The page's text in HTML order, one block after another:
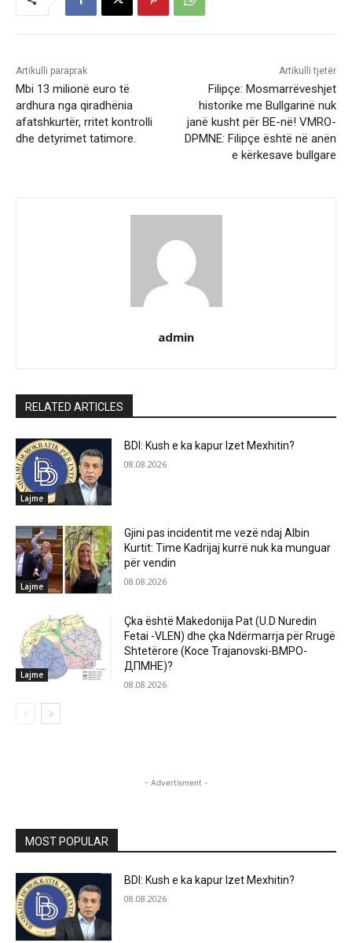
Artikulli paraprak
Mbi 13 milionë euro të
ardhura nga qiradhënia
afatshkurtër, rritet kontrolli
dhe detyrimet tatimore.
Artikulli tjetër
Filipçe: Mosmarrëveshjet
historike me Bullgarinë nuk
janë kusht për BE-në! VMRO-
DPMNE: Filipçe është në anën
e kërkesave bullgare
admin
RELATED ARTICLES
Lajme
BDI: Kush e ka kapur Izet Mexhitin?
08.08.2026
Lajme
Gjini pas incidentit me vezë ndaj Albin
Kurtit: Time Kadrijaj kurrë nuk ka munguar
për vendin
08.08.2026
Lajme
Çka është Makedonija Pat (U.D Nuredin
Fetai -VLEN) dhe çka Ndërmarrja për Rrugë
Shtetërore (Koce Trajanovski-ВМРО-
ДПМНЕ)?
08.08.2026
- Advertisment -
MOST POPULAR
BDI: Kush e ka kapur Izet Mexhitin?
08.08.2026